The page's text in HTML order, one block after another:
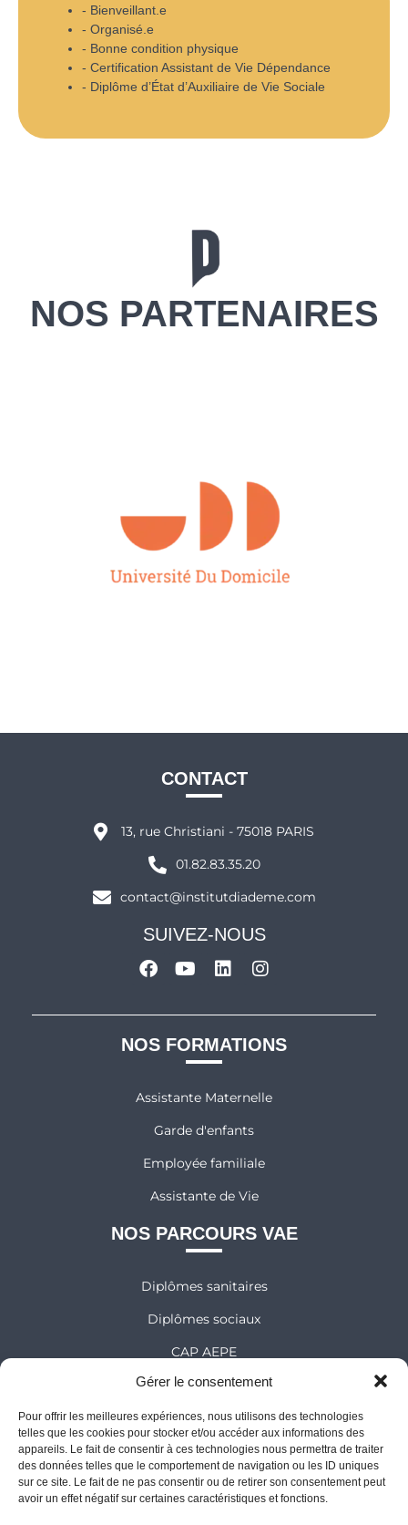
Gérer le consentement
Pour offrir les meilleures expériences, nous utilisons des technologies
telles que les cookies pour stocker et/ou accéder aux informations des
appareils. Le fait de consentir à ces technologies nous permettra de traiter
des données telles que le comportement de navigation ou les ID uniques
sur ce site. Le fait de ne pas consentir ou de retirer son consentement peut
avoir un effet négatif sur certaines caractéristiques et fonctions.
Bienveillant.e
Organisé.e
Bonne condition physique
Certification Assistant de Vie Dépendance
Diplôme d’État d’Auxiliaire de Vie Sociale
NOS PARTENAIRES
CONTACT
13, rue Christiani - 75018 PARIS
01.82.83.35.20
contact@institutdiademe.com
SUIVEZ-NOUS
NOS FORMATIONS
Assistante Maternelle
Garde d'enfants
Employée familiale
Assistante de Vie
NOS PARCOURS VAE
Diplômes sanitaires
Diplômes sociaux
CAP AEPE
NOS ÉDITIONS
Comprendre pour réussir
Collection le Monde des Apprentis Sages